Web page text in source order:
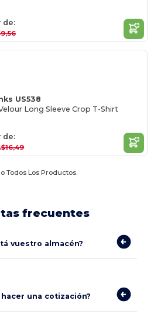
de:
US538
Long Sleeve Crop T-Shirt
de:
$16,49
Todos Los Productos.
frecuentes
vuestro almacén?
una cotización?